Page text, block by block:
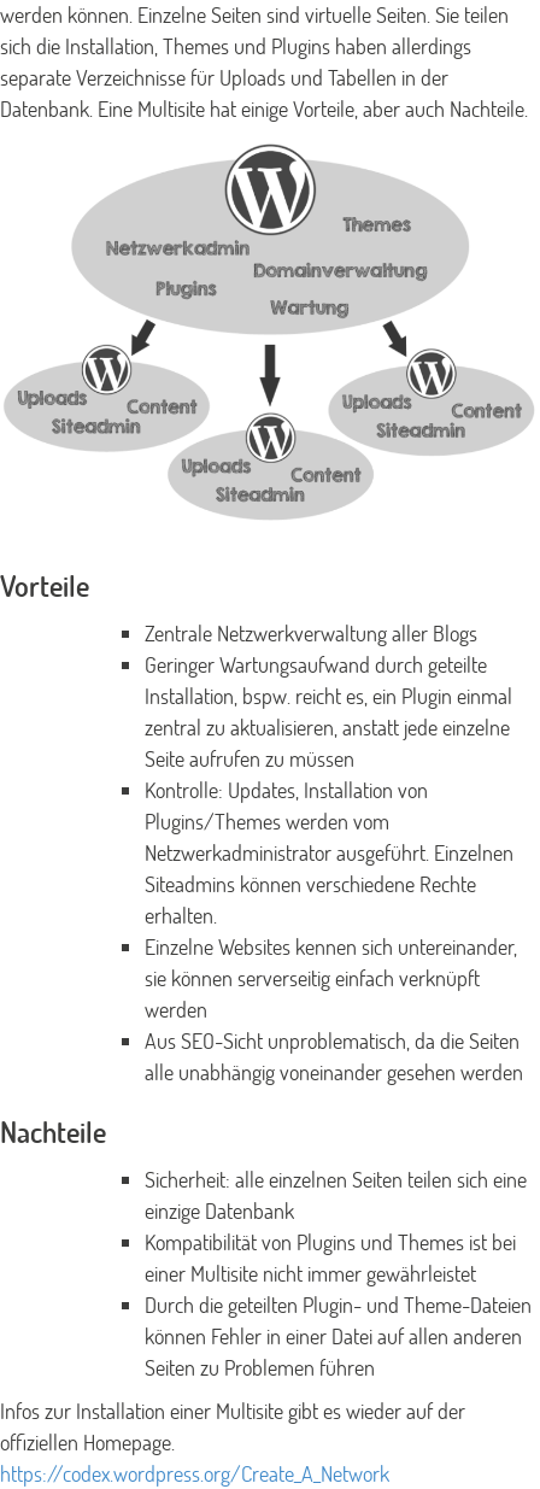
werden können. Einzelne Seiten sind virtuelle Seiten. Sie teilen
sich die Installation, Themes und Plugins haben allerdings
separate Verzeichnisse für Uploads und Tabellen in der
Datenbank. Eine Multisite hat einige Vorteile, aber auch Nachteile.
Vorteile
Zentrale Netzwerkverwaltung aller Blogs
Geringer Wartungsaufwand durch geteilte
Installation, bspw. reicht es, ein Plugin einmal
zentral zu aktualisieren, anstatt jede einzelne
Seite aufrufen zu müssen
Kontrolle: Updates, Installation von
Plugins/Themes werden vom
Netzwerkadministrator ausgeführt. Einzelnen
Siteadmins können verschiedene Rechte
erhalten.
Einzelne Websites kennen sich untereinander,
sie können serverseitig einfach verknüpft
werden
Aus SEO-Sicht unproblematisch, da die Seiten
alle unabhängig voneinander gesehen werden
Nachteile
Sicherheit: alle einzelnen Seiten teilen sich eine
einzige Datenbank
Kompatibilität von Plugins und Themes ist bei
einer Multisite nicht immer gewährleistet
Durch die geteilten Plugin- und Theme-Dateien
können Fehler in einer Datei auf allen anderen
Seiten zu Problemen führen
Infos zur Installation einer Multisite gibt es wieder auf der
offiziellen Homepage.
https://codex.wordpress.org/Create_A_Network